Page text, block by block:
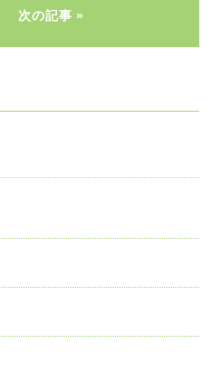
次の記事